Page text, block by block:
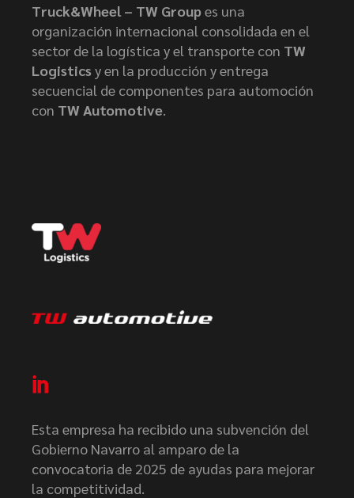
Truck&Wheel – TW Groupes una
organización internacional consolidada en el
sector de la logística y el transporte con TW
Logisticsy en la producción y entrega
secuencial de componentes para automoción
con TW Automotive.
Esta empresa ha recibido una subvención del
Gobierno Navarro al amparo de la
convocatoria de 2025 de ayudas para mejorar
la competitividad.